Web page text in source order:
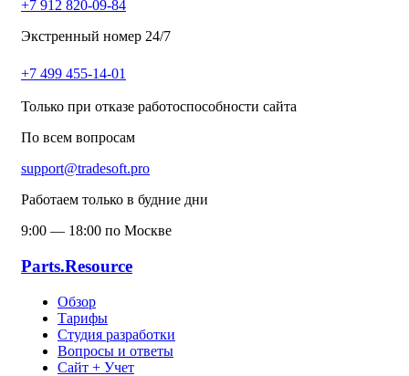
+7 912 820-09-84
Экстренный номер 24/7
+7 499 455-14-01
Только при отказе работоспособности сайта
По всем вопросам
support@tradesoft.pro
Работаем только в будние дни
9:00 — 18:00 по Москве
Parts.Resource
Обзор
Тарифы
Студия разработки
Вопросы и ответы
Сайт + Учет